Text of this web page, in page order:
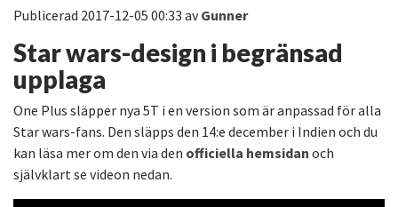
Publicerad 2017-12-05 00:33 avGunner
Star wars-design i begränsad
upplaga
One Plus släpper nya 5T i en version som är anpassad för alla
Star wars-fans. Den släpps den 14:e december i Indien och du
kan läsa mer om den via den officiella hemsidan och
självklart se videon nedan.